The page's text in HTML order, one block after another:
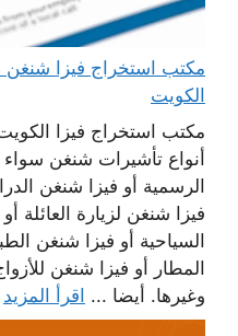
الكويت
مكتب استخراج فيزا
أنواع تأشيرات شنغن
الرسمية أو فيزا شنغن
فيزا شنغن لزيارة العائلة
السياحية أو فيزا شنغن
المطار أو فيزا شنغن
وغيرها. أيضا ... اقرأ المزيد